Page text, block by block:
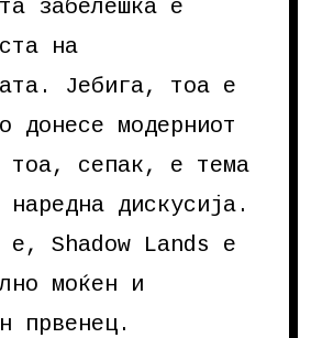
забелешка е
на
Јебига, тоа е
донесе модерниот
тоа, сепак, е тема
наредна дискусија.
е, Shadow Lands е
моќен и
првенец.